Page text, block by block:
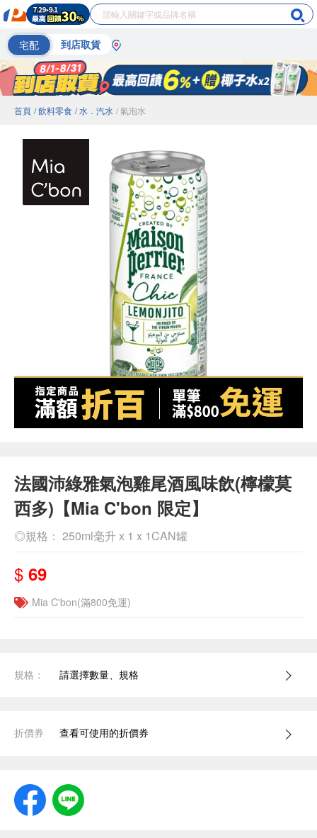
宅配 到店取貨
首頁 / 飲料零食 / 水．汽水 / 氣泡水
法國沛綠雅氣泡雞尾酒風味飲(檸檬莫
西多)【Mia C'bon 限定】
◎規格： 250ml毫升 x 1 x 1CAN罐
$ 69
Mia C'bon(滿800免運)
規格： 請選擇數量、規格
折價券 查看可使用的折價券